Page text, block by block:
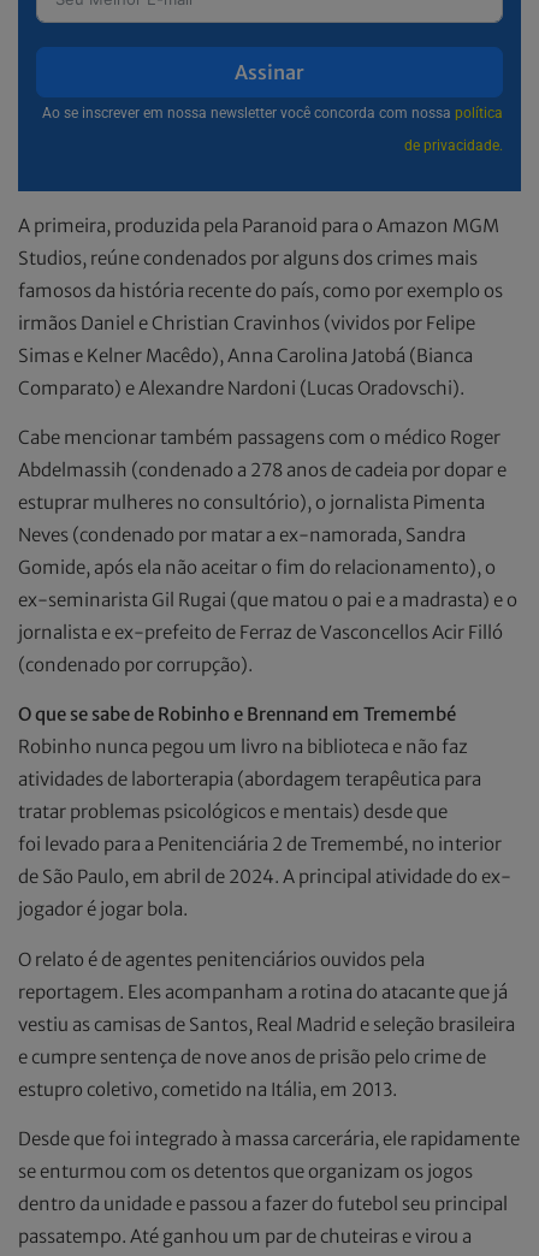
Assinar
Ao se inscrever em nossa newsletter você concorda com nossa política
de privacidade.
A primeira, produzida pela Paranoid para o Amazon MGM
Studios, reúne condenados por alguns dos crimes mais
famosos da história recente do país, como por exemplo os
irmãos Daniel e Christian Cravinhos (vividos por Felipe
Simas e Kelner Macêdo), Anna Carolina Jatobá (Bianca
Comparato) e Alexandre Nardoni (Lucas Oradovschi).
Cabe mencionar também passagens com o médico Roger
Abdelmassih (condenado a 278 anos de cadeia por dopar e
estuprar mulheres no consultório), o jornalista Pimenta
Neves (condenado por matar a ex-namorada, Sandra
Gomide, após ela não aceitar o fim do relacionamento), o
ex-seminarista Gil Rugai (que matou o pai e a madrasta) e o
jornalista e ex-prefeito de Ferraz de Vasconcellos Acir Filló
(condenado por corrupção).
O que se sabe de Robinho e Brennand em Tremembé
Robinho nunca pegou um livro na biblioteca e não faz
atividades de laborterapia (abordagem terapêutica para
tratar problemas psicológicos e mentais) desde que
foi levado para a Penitenciária 2 de Tremembé, no interior
de São Paulo, em abril de 2024. A principal atividade do ex-
jogador é jogar bola.
O relato é de agentes penitenciários ouvidos pela
reportagem. Eles acompanham a rotina do atacante que já
vestiu as camisas de Santos, Real Madrid e seleção brasileira
e cumpre sentença de nove anos de prisão pelo crime de
estupro coletivo, cometido na Itália, em 2013.
Desde que foi integrado à massa carcerária, ele rapidamente
se enturmou com os detentos que organizam os jogos
dentro da unidade e passou a fazer do futebol seu principal
passatempo. Até ganhou um par de chuteiras e virou a